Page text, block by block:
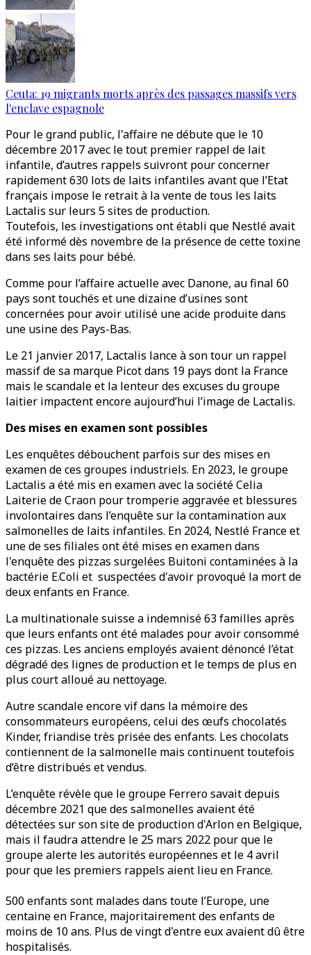
Ceuta: 19 migrants morts après des passages massifs vers
l'enclave espagnole
Pour le grand public, l'affaire ne débute que le 10
décembre 2017 avec le tout premier rappel de lait
infantile, d’autres rappels suivront pour concerner
rapidement 630 lots de laits infantiles avant que l’Etat
français impose le retrait à la vente de tous les laits
Lactalis sur leurs 5 sites de production.
Toutefois, les investigations ont établi que Nestlé avait
été informé dès novembre de la présence de cette toxine
dans ses laits pour bébé.
Comme pour l’affaire actuelle avec Danone, au final 60
pays sont touchés et une dizaine d’usines sont
concernées pour avoir utilisé une acide produite dans
une usine des Pays-Bas.
Le 21 janvier 2017, Lactalis lance à son tour un rappel
massif de sa marque Picot dans 19 pays dont la France
mais le scandale et la lenteur des excuses du groupe
laitier impactent encore aujourd’hui l’image de Lactalis.
Des mises en examen sont possibles
Les enquêtes débouchent parfois sur des mises en
examen de ces groupes industriels. En 2023, le groupe
Lactalis a été mis en examen avec la société Celia
Laiterie de Craon pour tromperie aggravée et blessures
involontaires dans l’enquête sur la contamination aux
salmonelles de laits infantiles. En 2024, Nestlé France et
une de ses filiales ont été mises en examen dans
l'enquête des pizzas surgelées Buitoni contaminées à la
bactérie E.Coli et suspectées d'avoir provoqué la mort de
deux enfants en France.
La multinationale suisse a indemnisé 63 familles après
que leurs enfants ont été malades pour avoir consommé
ces pizzas. Les anciens employés avaient dénoncé l’état
dégradé des lignes de production et le temps de plus en
plus court alloué au nettoyage.
Autre scandale encore vif dans la mémoire des
consommateurs européens, celui des œufs chocolatés
Kinder, friandise très prisée des enfants. Les chocolats
contiennent de la salmonelle mais continuent toutefois
d’être distribués et vendus.
L’enquête révèle que le groupe Ferrero savait depuis
décembre 2021 que des salmonelles avaient été
détectées sur son site de production d'Arlon en Belgique,
mais il faudra attendre le 25 mars 2022 pour que le
groupe alerte les autorités européennes et le 4 avril
pour que les premiers rappels aient lieu en France.
500 enfants sont malades dans toute l’Europe, une
centaine en France, majoritairement des enfants de
moins de 10 ans. Plus de vingt d'entre eux avaient dû être
hospitalisés.